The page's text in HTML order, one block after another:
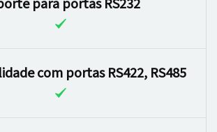
para portas RS232
com portas RS422, RS485